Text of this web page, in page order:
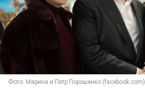
Фото: Марина и Петр Порошенко (facebook.com)